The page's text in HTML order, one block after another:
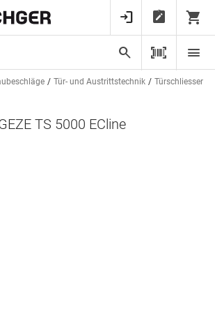
Tür- und Austrittstechnik Türschliesser
TS 5000 ECline